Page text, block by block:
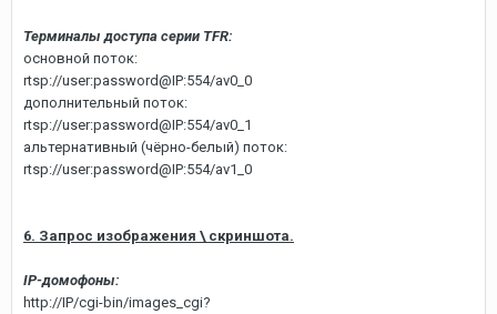
Терминалы доступа серии TFR:
основной поток:
rtsp://user:password@IP:554/av0_0
дополнительный поток:
rtsp://user:password@IP:554/av0_1
альтернативный (чёрно-белый) поток:
rtsp://user:password@IP:554/av1_0
6. Запрос изображения \ скриншота.
IP-домофоны:
http://IP/cgi-bin/images_cgi?